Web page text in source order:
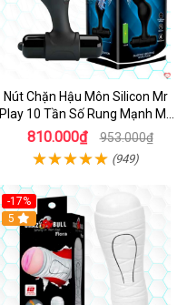
Nút Chặn Hậu Môn Silicon Mr
Play 10 Tần Số Rung Mạnh Mẽ
Kích Thích
810.000₫ 953.000₫
(949)
-17%
5